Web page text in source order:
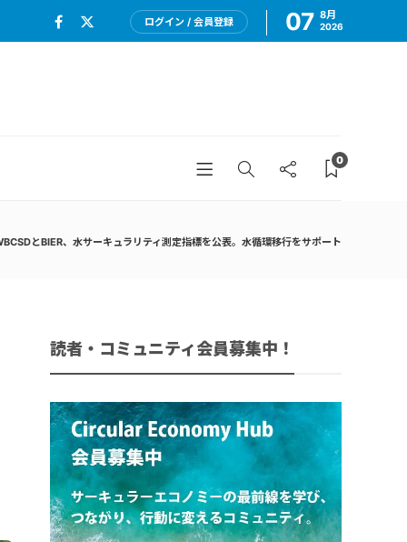
ログイン / 会員登録 07 8月
2026
0
とBIER、水サーキュラリティ測定指標を公表。水循環移行をサポート
読者・コミュニティ会員募集中！